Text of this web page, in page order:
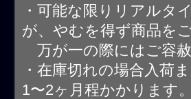
・可能な限りリアルタ
が、やむを得ず商品を
万が一の際にはご容
・在庫切れの場合入荷
1〜2ヶ月程かかります